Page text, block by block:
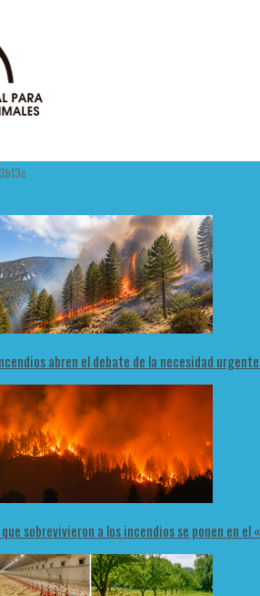
abren el debate de la necesidad
sobrevivieron a los incendios se ponen en